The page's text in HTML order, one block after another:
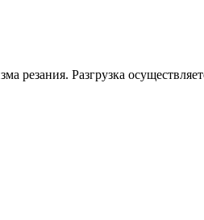
резания. Разгрузка